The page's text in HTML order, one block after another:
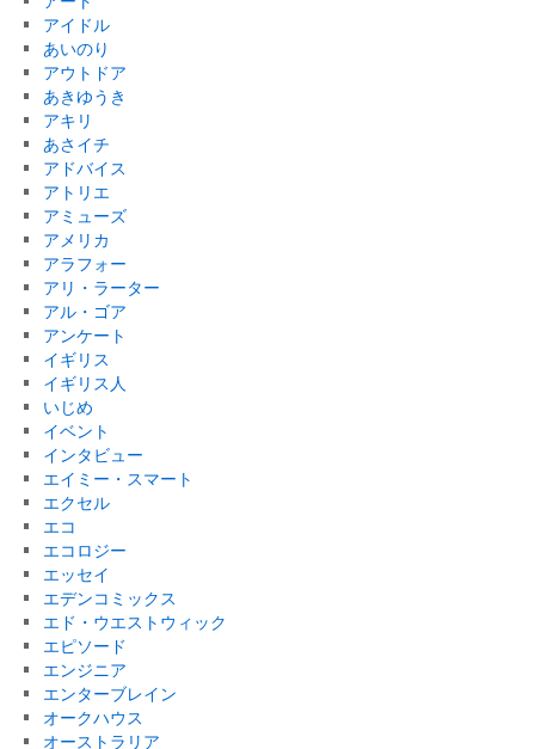
アイドル
あいのり
アウトドア
あきゆうき
アキリ
あさイチ
アドバイス
アトリエ
アミューズ
アメリカ
アラフォー
アリ・ラーター
アル・ゴア
アンケート
イギリス
イギリス人
いじめ
イベント
インタビュー
エイミー・スマート
エクセル
エコ
エコロジー
エッセイ
エデンコミックス
エド・ウエストウィック
エピソード
エンジニア
エンターブレイン
オークハウス
オーストラリア